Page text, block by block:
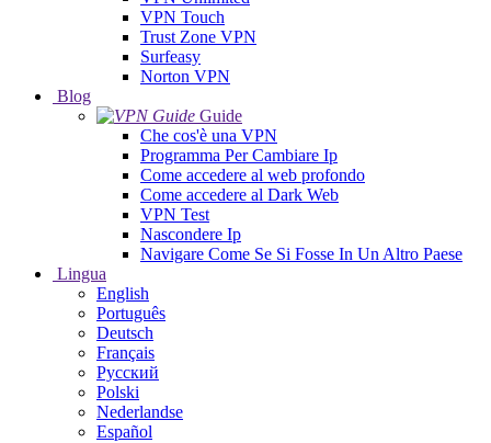
VPN Touch
Trust Zone VPN
Surfeasy
Norton VPN
Blog
Guide
Che cos'è una VPN
Programma Per Cambiare Ip
Come accedere al web profondo
Come accedere al Dark Web
VPN Test
Nascondere Ip
Navigare Come Se Si Fosse In Un Altro Paese
Lingua
English
Português
Deutsch
Français
Русский
Polski
Nederlandse
Español